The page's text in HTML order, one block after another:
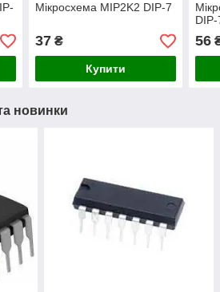
Мікросхема MIP2K2 DIP-7
37₴
Купити
DIP-
56
новинки